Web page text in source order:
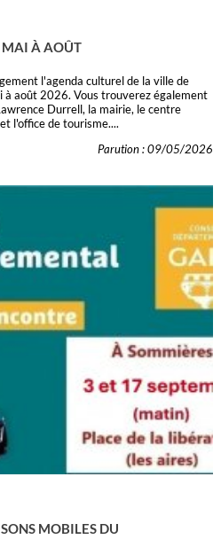
MAI À AOÛT
l'agenda culturel de la ville de
à août 2026. Vous trouverez également
Durrell, la mairie, le centre
l'office de tourisme....
Parution : 09/05/2026
MOBILES DU